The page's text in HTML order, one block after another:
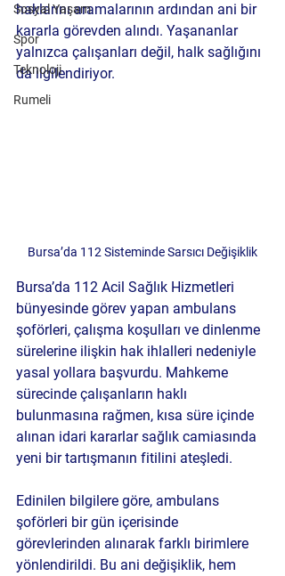
Sosyal Yaşam
Spor
Teknoloji
Rumeli
haklarını aramalarının ardından ani bir
kararla görevden alındı. Yaşananlar
yalnızca çalışanları değil, halk sağlığını
da ilgilendiriyor.
Bursa’da 112 Sisteminde Sarsıcı Değişiklik
Bursa’da 112 Acil Sağlık Hizmetleri
bünyesinde görev yapan ambulans
şoförleri, çalışma koşulları ve dinlenme
sürelerine ilişkin hak ihlalleri nedeniyle
yasal yollara başvurdu. Mahkeme
sürecinde çalışanların haklı
bulunmasına rağmen, kısa süre içinde
alınan idari kararlar sağlık camiasında
yeni bir tartışmanın fitilini ateşledi.
Edinilen bilgilere göre, ambulans
şoförleri bir gün içerisinde
görevlerinden alınarak farklı birimlere
yönlendirildi. Bu ani değişiklik, hem